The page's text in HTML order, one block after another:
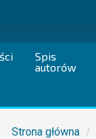
Spis
autorów
Strona główna